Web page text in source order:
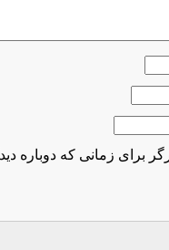
برای زمانی که دوباره